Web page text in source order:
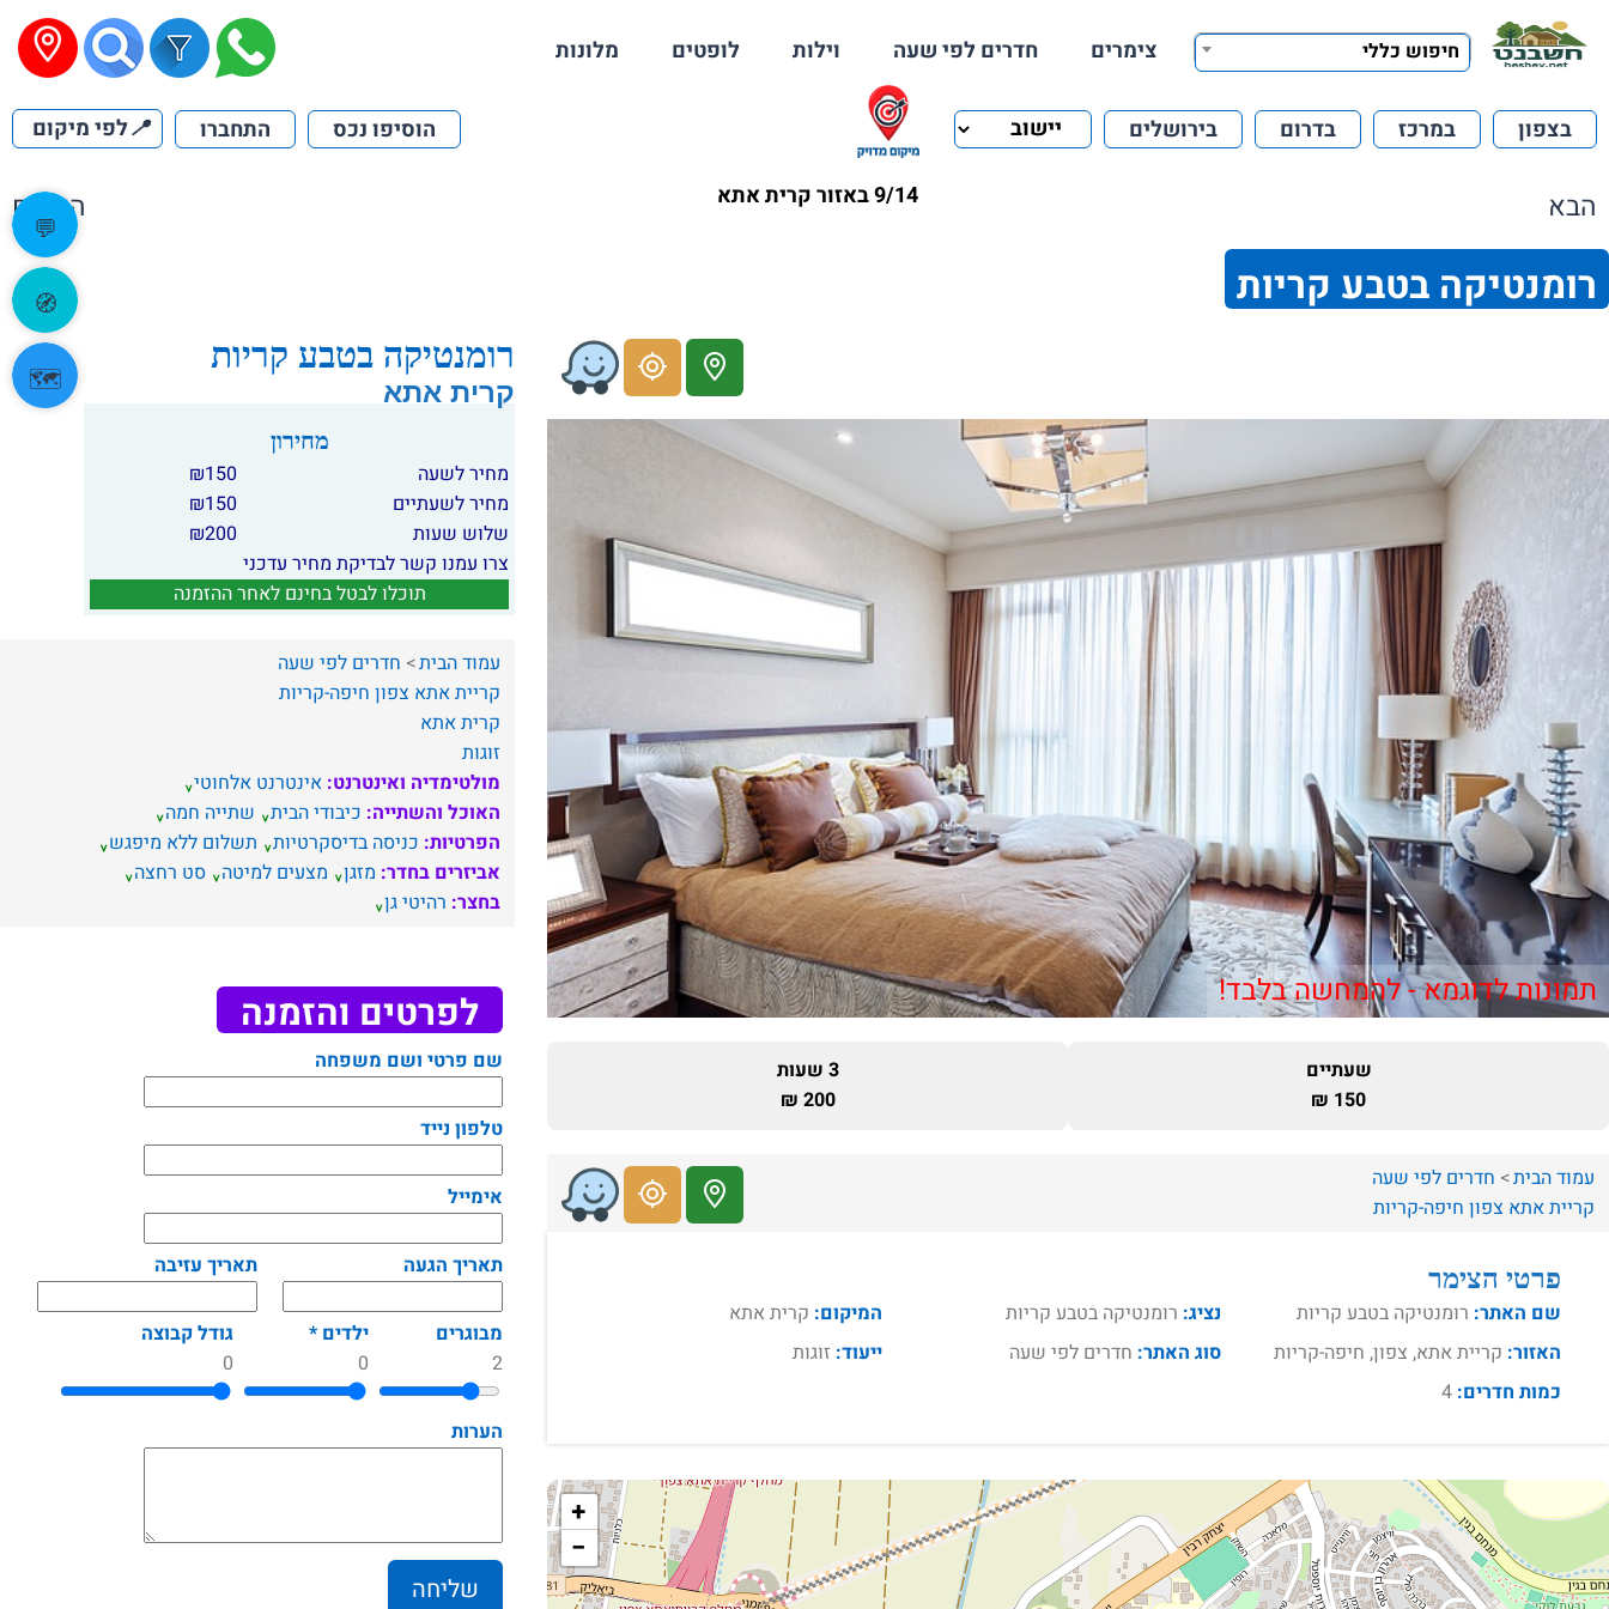
חיפוש כללי צימרים חדרים לפי שעה וילות לופטים מלונות
בצפון במרכז בדרום בירושלים הוסיפו נכס התחברו 📍לפי מיקום
הבא 9/14 באזור קרית אתא הקודם
רומנטיקה בטבע קריות
תמונות לדוגמא - להמחשה בלבד!
שעתיים
150 ₪
3 שעות
200 ₪
עמוד הבית
חדרים לפי שעה
קריית אתא צפון חיפה-קריות
פרטי הצימר
שם האתר: רומנטיקה בטבע קריות נציג: רומנטיקה בטבע קריות המיקום: קרית אתא
האזור: קריית אתא, צפון, חיפה-קריות סוג האתר: חדרים לפי שעה ייעוד: זוגות
כמות חדרים: 4
+
−
רומנטיקה בטבע קריות
קרית אתא
מחירון
מחיר לשעה 150
₪
מחיר לשעתיים
150
₪
שלוש שעות
200
₪
צרו עמנו קשר לבדיקת מחיר עדכני
תוכלו לבטל בחינם לאחר ההזמנה
עמוד הבית
חדרים לפי שעה
קריית אתא צפון חיפה-קריות
קרית אתא
זוגות
מולטימדיה ואינטרנט: אינטרנט אלחוטי
האוכל והשתייה: כיבודי הבית שתייה חמה
הפרטיות: כניסה בדיסקרטיות תשלום ללא מיפגש
אביזרים בחדר: מזגן מצעים למיטה סט רחצה
בחצר: רהיטי גן
לפרטים והזמנה
שם פרטי ושם משפחה
טלפון נייד
אימייל
תאריך הגעה תאריך עזיבה
מבוגרים
2
ילדים *
0
גודל קבוצה
0
הערות
💬
🧭
🗺️